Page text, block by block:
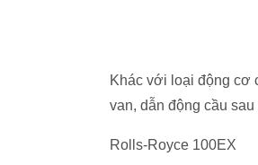
Khác với loại động cơ
van, dẫn động cầu
Rolls-Royce 100EX